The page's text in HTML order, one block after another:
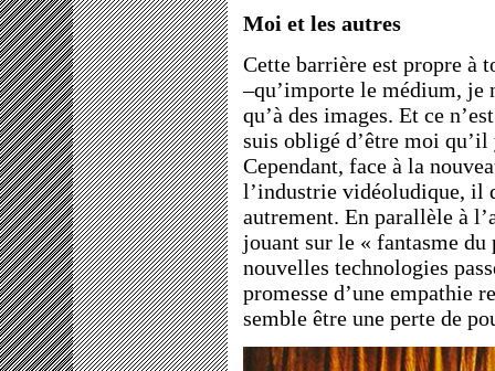
Moi et les autres
Cette barrière est propre à
–qu’importe le médium, je
qu’à des images. Et ce
suis obligé d’être moi
Cependant, face à la
l’industrie vidéoludique, il
autrement. En parallèle à
jouant sur le « fantasme
nouvelles technologies
promesse d’une empathie
semble être une perte de